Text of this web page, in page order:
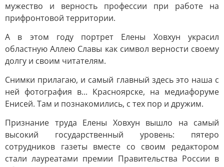
мужество и верность профессии при работе на
прифронтовой территории.
А в этом году портрет Елены Ховхун украсил
областную Аллею Славы как символ верности своему
долгу и своим читателям.
Снимки прилагаю, и самый главный здесь это наша с
ней фотография в... Красноярске, на медиафоруме
Енисей. Там и познакомились, с тех пор и дружим.
Признание труда Елены Ховхун вышло на самый
высокий государственный уровень: пятеро
сотрудников газеты вместе со своим редактором
стали лауреатами премии Правительства России в